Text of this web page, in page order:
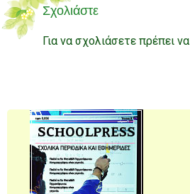
Σχολιάστε
Για να σχολιάσετε πρέπει να